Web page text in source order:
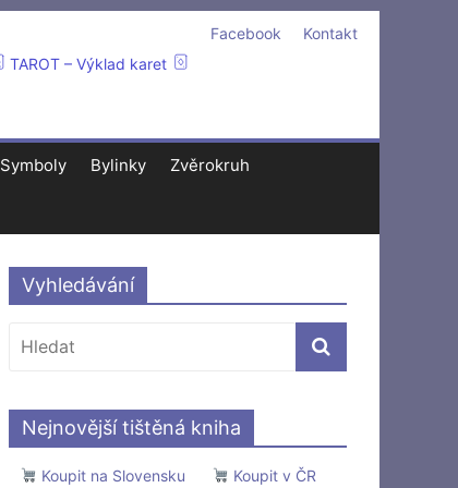
Kontakt
Facebook
TAROT – Výklad karet
Symboly Bylinky Zvěrokruh
Vyhledávání
Nejnovější tištěná kniha
Koupit na Slovensku Koupit v ČR